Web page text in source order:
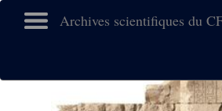
Archives scientifiques du